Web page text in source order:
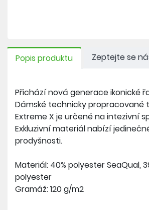
Popis produktu Zeptejte se
Přichází nová generace ikonické
Dámské technicky propracované
Extreme X je určené na intezivní
Exkluzivní materiál nabízí
prodyšnosti.
Materiál: 40% polyester SeaQual,
polyester
Gramáž: 120 g/m2